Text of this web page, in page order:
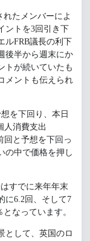
たメンバーによ
ントを3回引き下
ルFRB議長の利下
後半から週末にか
トが続いていたも
メントも伝えられ
を下回り、本日
人消費支出
回と予想を下回っ
の中で価格を押し
すでに来年年末
に6.2回、そして7
なっています。
として、英国のロ